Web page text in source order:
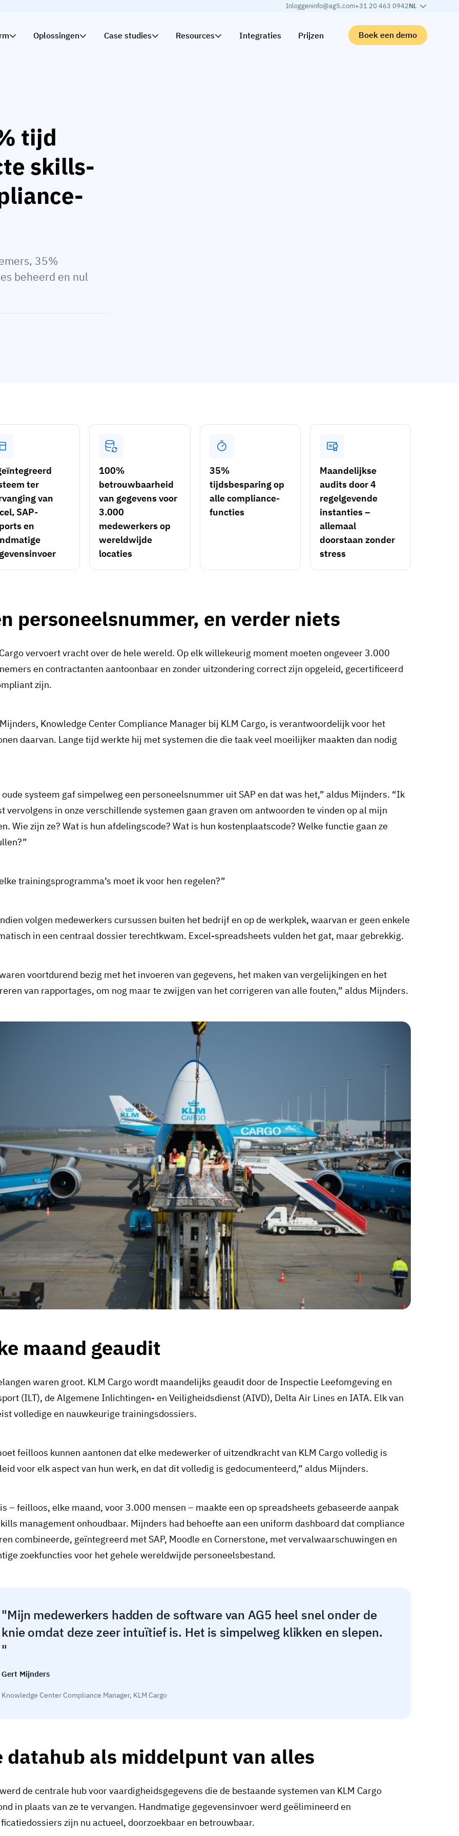
Inloggeninfo@ag5.com+31 20 463 0942NL
Oplossingen Case studies Resources Integraties Prijzen Boek een demo
tijd
skills-
35%
beheerd en nul
ter
van
SAP-
en
100%
betrouwbaarheid
van gegevens voor
3.000
medewerkers op
wereldwijde
locaties
35%
tijdsbesparing op
alle compliance-
functies
Maandelijkse
audits door 4
regelgevende
instanties –
allemaal
doorstaan zonder
stress
personeelsnummer, en verder niets
vervoert vracht over de hele wereld. Op elk willekeurig moment moeten ongeveer 3.000
en contractanten aantoonbaar en zonder uitzondering correct zijn opgeleid, gecertificeerd
zijn.
Knowledge Center Compliance Manager bij KLM Cargo, is verantwoordelijk voor het
daarvan. Lange tijd werkte hij met systemen die die taak veel moeilijker maakten dan nodig
oude systeem gaf simpelweg een personeelsnummer uit SAP en dat was het,” aldus Mijnders. “Ik
vervolgens in onze verschillende systemen gaan graven om antwoorden te vinden op al mijn
Wie zijn ze? Wat is hun afdelingscode? Wat is hun kostenplaatscode? Welke functie gaan ze
trainingsprogramma’s moet ik voor hen regelen?”
volgen medewerkers cursussen buiten het bedrijf en op de werkplek, waarvan er geen enkele
in een centraal dossier terechtkwam. Excel-spreadsheets vulden het gat, maar gebrekkig.
voortdurend bezig met het invoeren van gegevens, het maken van vergelijkingen en het
van rapportages, om nog maar te zwijgen van het corrigeren van alle fouten,” aldus Mijnders.
maand geaudit
waren groot. KLM Cargo wordt maandelijks geaudit door de Inspectie Leefomgeving en
(ILT), de Algemene Inlichtingen- en Veiligheidsdienst (AIVD), Delta Air Lines en IATA. Elk van
volledige en nauwkeurige trainingsdossiers.
feilloos kunnen aantonen dat elke medewerker of uitzendkracht van KLM Cargo volledig is
voor elk aspect van hun werk, en dat dit volledig is gedocumenteerd,” aldus Mijnders.
– feilloos, elke maand, voor 3.000 mensen – maakte een op spreadsheets gebaseerde aanpak
management onhoudbaar. Mijnders had behoefte aan een uniform dashboard dat compliance
combineerde, geïntegreerd met SAP, Moodle en Cornerstone, met vervalwaarschuwingen en
zoekfuncties voor het gehele wereldwijde personeelsbestand.
Mijn medewerkers hadden de software van AG5 heel snel onder de
knie omdat deze zeer intuïtief is. Het is simpelweg klikken en slepen.
Gert Mijnders
Knowledge Center Compliance Manager, KLM Cargo
datahub als middelpunt van alles
de centrale hub voor vaardigheidsgegevens die de bestaande systemen van KLM Cargo
in plaats van ze te vervangen. Handmatige gegevensinvoer werd geëlimineerd en
zijn nu actueel, doorzoekbaar en betrouwbaar.